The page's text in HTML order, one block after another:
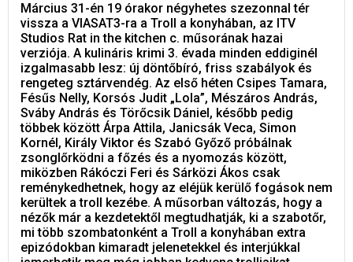
Március 31-én 19 órakor négyhetes szezonnal tér
vissza a VIASAT3-ra a Troll a konyhában, az ITV
Studios Rat in the kitchen c. műsorának hazai
verziója. A kulináris krimi 3. évada minden eddiginél
izgalmasabb lesz: új döntőbíró, friss szabályok és
rengeteg sztárvendég. Az első héten Csipes Tamara,
Fésűs Nelly, Korsós Judit „Lola”, Mészáros András,
Sváby András és Törőcsik Dániel, később pedig
többek között Árpa Attila, Janicsák Veca, Simon
Kornél, Király Viktor és Szabó Győző próbálnak
zsonglőrködni a főzés és a nyomozás között,
miközben Rákóczi Feri és Sárközi Ákos csak
reménykedhetnek, hogy az eléjük kerülő fogások nem
kerültek a troll kezébe. A műsorban változás, hogy a
nézők már a kezdetektől megtudhatják, ki a szabotőr,
mi több szombatonként a Troll a konyhában extra
epizódokban kimaradt jelenetekkel és interjúkkal